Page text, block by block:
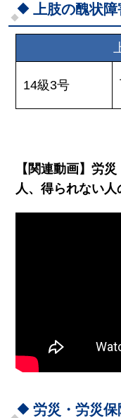
上肢の醜状
14級3号
【関連動画】労
人、得られない人
労災・労災